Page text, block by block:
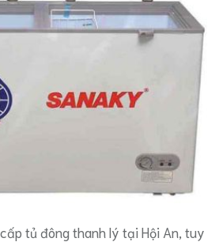
tủ đông thanh lý tại Hội An, tuy